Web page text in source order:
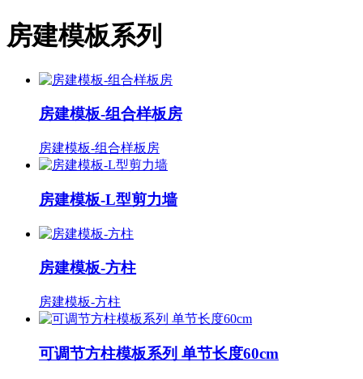
房建模板系列
房建模板-组合样板房
房建模板-组合样板房
房建模板-L型剪力墙
房建模板-方柱
房建模板-方柱
可调节方柱模板系列 单节长度60cm